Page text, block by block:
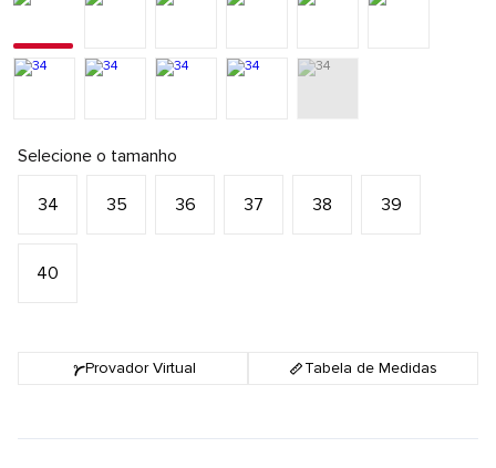
Selecione o tamanho
34 35 36 37 38 39
40
Provador Virtual Tabela de Medidas